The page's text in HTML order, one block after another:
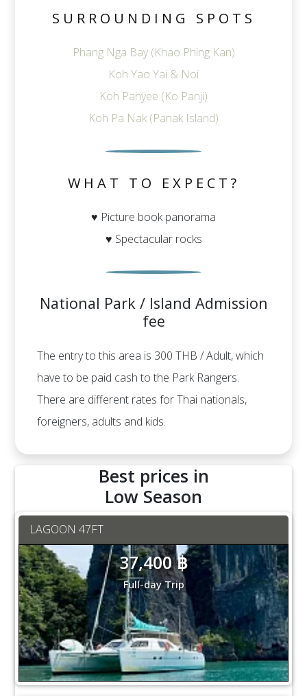
SURROUNDING SPOTS
Phang Nga Bay (Khao Phing Kan)
Koh Yao Yai & Noi
Koh Panyee (Ko Panji)
Koh Pa Nak (Panak Island)
WHAT TO EXPECT?
♥ Picture book panorama
♥ Spectacular rocks
National Park / Island Admission
fee
The entry to this area is 300 THB / Adult, which
have to be paid cash to the Park Rangers.
There are different rates for Thai nationals,
foreigners, adults and kids.
Best prices in
Low Season
LAGOON 47FT
37,400 ฿
Full-day Trip